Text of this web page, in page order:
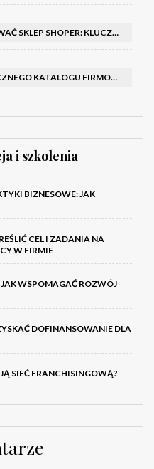
JAK SKUTECZNIE POZYCJONOWAĆ SKLEP SHOPER: KLUCZOWE KROKI I STRATEGIE
KLUCZOWE ELEMENTY SKUTECZNEGO KATALOGU FIRMOWEGO I BROSZURY
i szkolenia
BIZNESOWE: JAK
CEL I ZADANIA NA
W FIRMIE
WSPOMAGAĆ ROZWÓJ
DOFINANSOWANIE DLA
SIEĆ FRANCHISINGOWĄ?